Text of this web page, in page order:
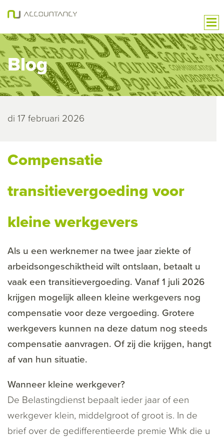
Blog
di 17 februari 2026
Compensatie
transitievergoeding voor
kleine werkgevers
Als u een werknemer na twee jaar ziekte of
arbeidsongeschiktheid wilt ontslaan, betaalt u
vaak een transitievergoeding. Vanaf 1 juli 2026
krijgen mogelijk alleen kleine werkgevers nog
compensatie voor deze vergoeding. Grotere
werkgevers kunnen na deze datum nog steeds
compensatie aanvragen. Of zij die krijgen, hangt
af van hun situatie.
Wanneer kleine werkgever?
De Belastingdienst bepaalt ieder jaar of een
werkgever klein, middelgroot of groot is. In de
brief over de gedifferentieerde premie Whk die u